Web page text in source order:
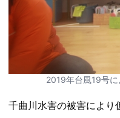
2019年台風19号
千曲川水害の被害により